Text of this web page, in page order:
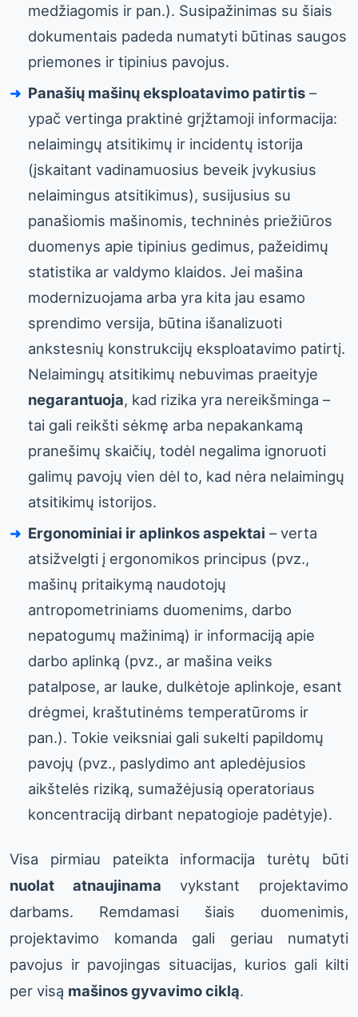
medžiagomis ir pan.). Susipažinimas su šiais
dokumentais padeda numatyti būtinas saugos
priemones ir tipinius pavojus.
Panašių mašinų eksploatavimo patirtis –
ypač vertinga praktinė grįžtamoji informacija:
nelaimingų atsitikimų ir incidentų istorija
(įskaitant vadinamuosius beveik įvykusius
nelaimingus atsitikimus), susijusius su
panašiomis mašinomis, techninės priežiūros
duomenys apie tipinius gedimus, pažeidimų
statistika ar valdymo klaidos. Jei mašina
modernizuojama arba yra kita jau esamo
sprendimo versija, būtina išanalizuoti
ankstesnių konstrukcijų eksploatavimo patirtį.
Nelaimingų atsitikimų nebuvimas praeityje
negarantuoja, kad rizika yra nereikšminga –
tai gali reikšti sėkmę arba nepakankamą
pranešimų skaičių, todėl negalima ignoruoti
galimų pavojų vien dėl to, kad nėra nelaimingų
atsitikimų istorijos.
Ergonominiai ir aplinkos aspektai – verta
atsižvelgti į ergonomikos principus (pvz.,
mašinų pritaikymą naudotojų
antropometriniams duomenims, darbo
nepatogumų mažinimą) ir informaciją apie
darbo aplinką (pvz., ar mašina veiks
patalpose, ar lauke, dulkėtoje aplinkoje, esant
drėgmei, kraštutinėms temperatūroms ir
pan.). Tokie veiksniai gali sukelti papildomų
pavojų (pvz., paslydimo ant apledėjusios
aikštelės riziką, sumažėjusią operatoriaus
koncentraciją dirbant nepatogioje padėtyje).
Visa pirmiau pateikta informacija turėtų būti
nuolat atnaujinama vykstant projektavimo
darbams. Remdamasi šiais duomenimis,
projektavimo komanda gali geriau numatyti
pavojus ir pavojingas situacijas, kurios gali kilti
per visą mašinos gyvavimo ciklą.